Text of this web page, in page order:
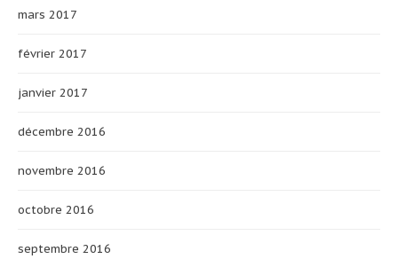
mars 2017
février 2017
janvier 2017
décembre 2016
novembre 2016
octobre 2016
septembre 2016